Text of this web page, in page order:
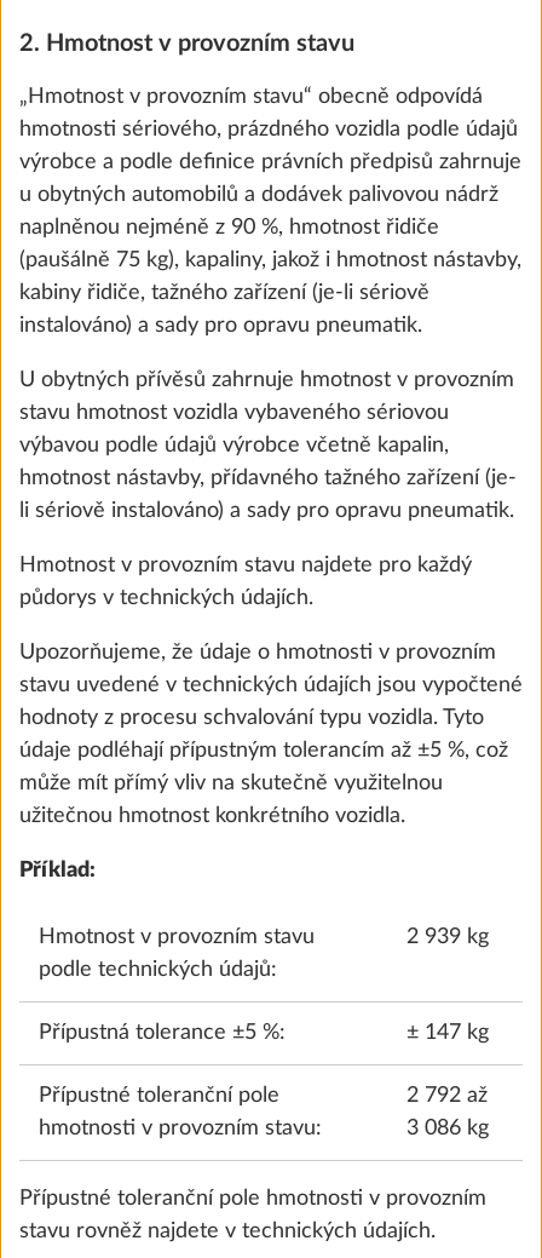
Přidat
Zvýšení nejvyšší technicky přípustné
hmotnosti na 1 500 kg, s úpravou pro
jednonápravu
10,0 kg
Přidat
Panoramatické okno na přídi s plně
integrovanou zatemňovací roletou a sítí
proti hmyzu
Další
Přidat
2. Hmotnost v provozním stavu
„Hmotnost v provozním stavu“ obecně odpovídá
hmotnosti sériového, prázdného vozidla podle údajů
výrobce a podle definice právních předpisů zahrnuje
u obytných automobilů a dodávek palivovou nádrž
naplněnou nejméně z 90 %, hmotnost řidiče
(paušálně 75 kg), kapaliny, jakož i hmotnost nástavby,
kabiny řidiče, tažného zařízení (je-li sériově
instalováno) a sady pro opravu pneumatik.
U obytných přívěsů zahrnuje hmotnost v provozním
stavu hmotnost vozidla vybaveného sériovou
výbavou podle údajů výrobce včetně kapalin,
hmotnost nástavby, přídavného tažného zařízení (je-
li sériově instalováno) a sady pro opravu pneumatik.
Hmotnost v provozním stavu najdete pro každý
půdorys v technických údajích.
Upozorňujeme, že údaje o hmotnosti v provozním
stavu uvedené v technických údajích jsou vypočtené
hodnoty z procesu schvalování typu vozidla. Tyto
údaje podléhají přípustným tolerancím až ±5 %, což
může mít přímý vliv na skutečně využitelnou
užitečnou hmotnost konkrétního vozidla.
Příklad:
Hmotnost v provozním stavu
podle technických údajů:
2 939 kg
Přípustná tolerance ±5 %: ± 147 kg
Přípustné toleranční pole
hmotnosti v provozním stavu:
2 792 až
3 086 kg
Přípustné toleranční pole hmotnosti v provozním
stavu rovněž najdete v technických údajích.